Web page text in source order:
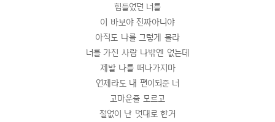
힘들었던 너를
이 바보야 진짜아니야
아직도 나를 그렇게 몰라
너를 가진 사람 나밖엔 없는데
제발 나를 떠나가지마
언제라도 내 편이되준 너
고마운줄 모르고
철없이 난 멋대로 한거